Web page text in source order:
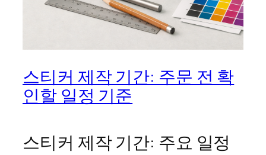
스티커 제작 기간: 주문 전 확
인할 일정 기준
스티커 제작 기간: 주요 일정